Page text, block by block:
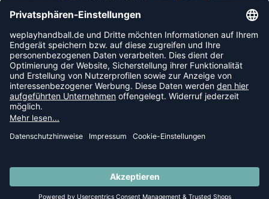
FOLLOW US